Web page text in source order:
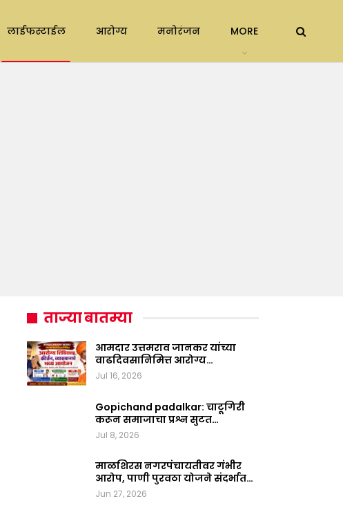
लाईफस्टाईल आरोग्य मनोरंजन MORE
ताज्या बातम्या
आमदार उत्तमराव जानकर यांच्या
वाढदिवसानिमित्त आरोग्य…
Jul 16, 2026
Gopichand padalkar: चाटूगिरी
करून समाजाचा प्रश्न सुटत…
Jul 8, 2026
माळशिरस नगरपंचायतीवर गंभीर
आरोप, पाणी पुरवठा योजने संदर्भात…
Jun 27, 2026